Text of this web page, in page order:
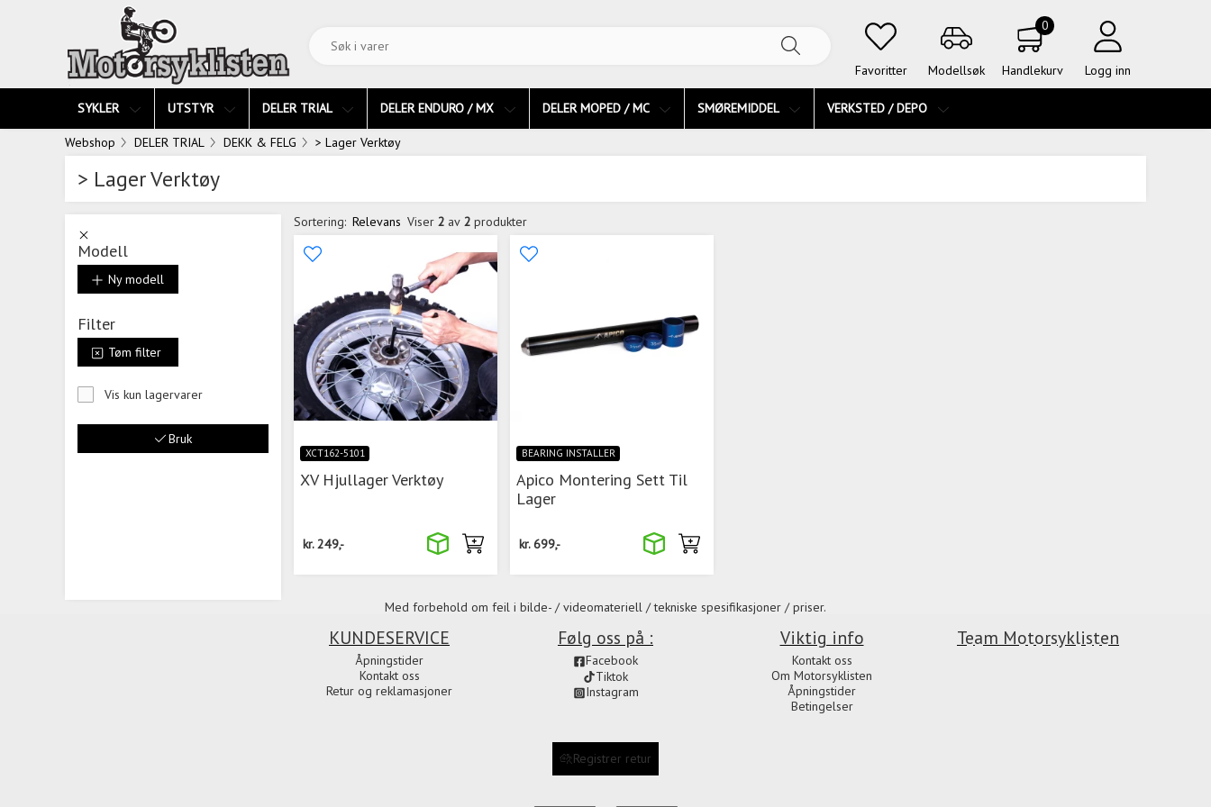
Favoritter Modellsøk
0
Handlekurv Logg inn
SYKLER UTSTYR DELER TRIAL DELER ENDURO / MX DELER MOPED / MC SMØREMIDDEL VERKSTED / DEPO
Webshop DELER TRIAL DEKK & FELG > Lager Verktøy
> Lager Verktøy
Modell
Ny modell
Filter
Tøm filter
Vis kun lagervarer
Bruk
Sortering: Relevans Viser 2 av 2 produkter
XCT162-5101
XV Hjullager Verktøy
kr. 249,-
BEARING INSTALLER
Apico Montering Sett Til
Lager
kr.699,-
Med forbehold om feil i bilde- / videomateriell / tekniske spesifikasjoner / priser.
Team Motorsyklisten
Viktig info
Kontakt oss
Om Motorsyklisten
Åpningstider
Betingelser
Følg oss på :
Facebook
Tiktok
Instagram
KUNDESERVICE
Åpningstider
Kontakt oss
Retur og reklamasjoner
Registrer retur